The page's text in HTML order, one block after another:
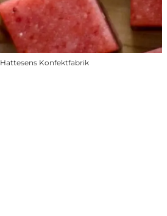
Hattesens Konfektfabrik